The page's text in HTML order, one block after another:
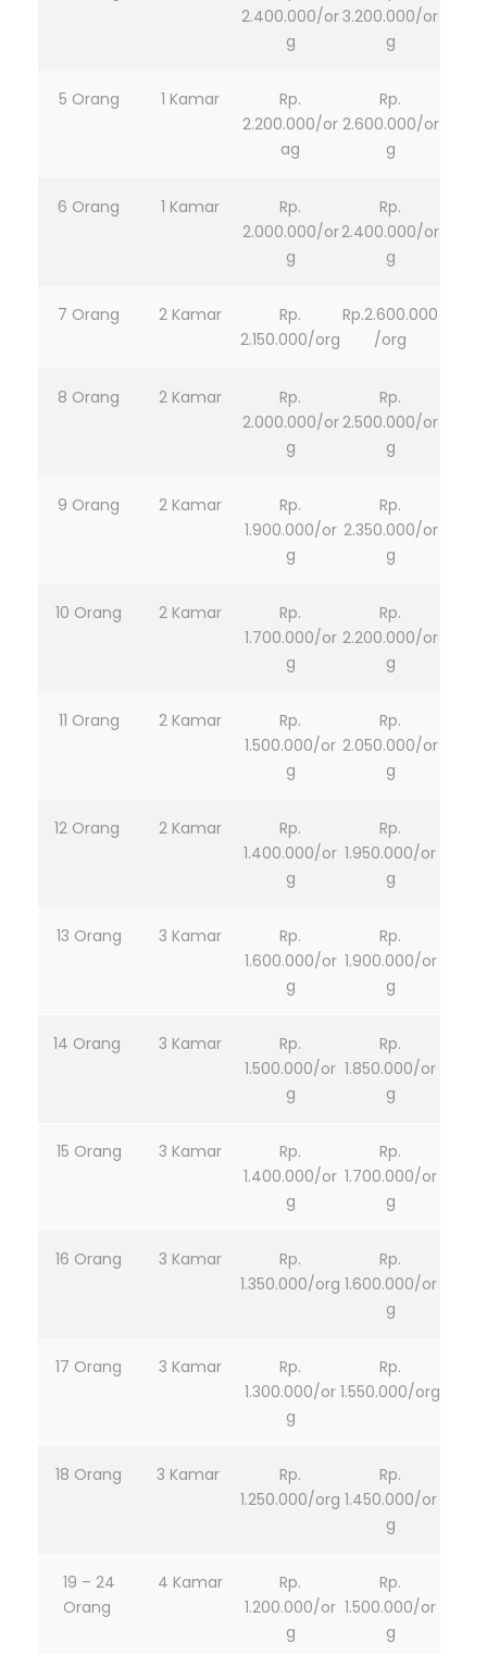
2.400.000/or
g
3.200.000/or
g
5 Orang 1 Kamar
Rp.
2.200.000/or
ag
Rp.
2.600.000/or
g
6 Orang 1 Kamar
Rp.
2.000.000/or
g
Rp.
2.400.000/or
g
7 Orang 2 Kamar
Rp.
2.150.000/org
Rp.2.600.000
/org
8 Orang 2 Kamar
Rp.
2.000.000/or
g
Rp.
2.500.000/or
g
9 Orang 2 Kamar
Rp.
1.900.000/or
g
Rp.
2.350.000/or
g
10 Orang 2 Kamar
Rp.
1.700.000/or
g
Rp.
2.200.000/or
g
11 Orang 2 Kamar
Rp.
1.500.000/or
g
Rp.
2.050.000/or
g
12 Orang 2 Kamar
Rp.
1.400.000/or
g
Rp.
1.950.000/or
g
13 Orang 3 Kamar
Rp.
1.600.000/or
g
Rp.
1.900.000/or
g
14 Orang 3 Kamar
Rp.
1.500.000/or
g
Rp.
1.850.000/or
g
15 Orang 3 Kamar
Rp.
1.400.000/or
g
Rp.
1.700.000/or
g
16 Orang 3 Kamar
Rp.
1.350.000/org
Rp.
1.600.000/or
g
17 Orang 3 Kamar
Rp.
1.300.000/or
g
Rp.
1.550.000/org
18 Orang 3 Kamar
Rp.
1.250.000/org
Rp.
1.450.000/or
g
19 – 24
Orang
4 Kamar
Rp.
1.200.000/or
g
Rp.
1.500.000/or
g